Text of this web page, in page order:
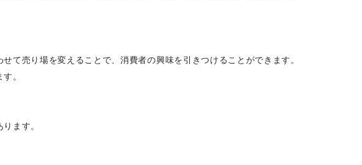
て売り場を変えることで、消費者の興味を引きつけることができます。
。
ます。